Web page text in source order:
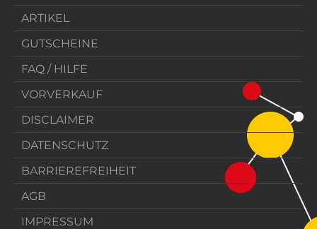
ARTIKEL
GUTSCHEINE
FAQ / HILFE
VORVERKAUF
DISCLAIMER
DATENSCHUTZ
BARRIEREFREIHEIT
AGB
IMPRESSUM